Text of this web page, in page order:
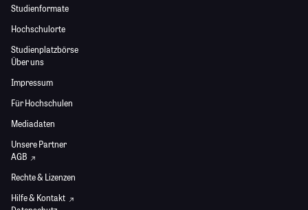
Studienformate
Hochschulorte
Studienplatzbörse
Über uns
Impressum
Für Hochschulen
Mediadaten
Unsere Partner
AGB
Rechte & Lizenzen
Hilfe & Kontakt